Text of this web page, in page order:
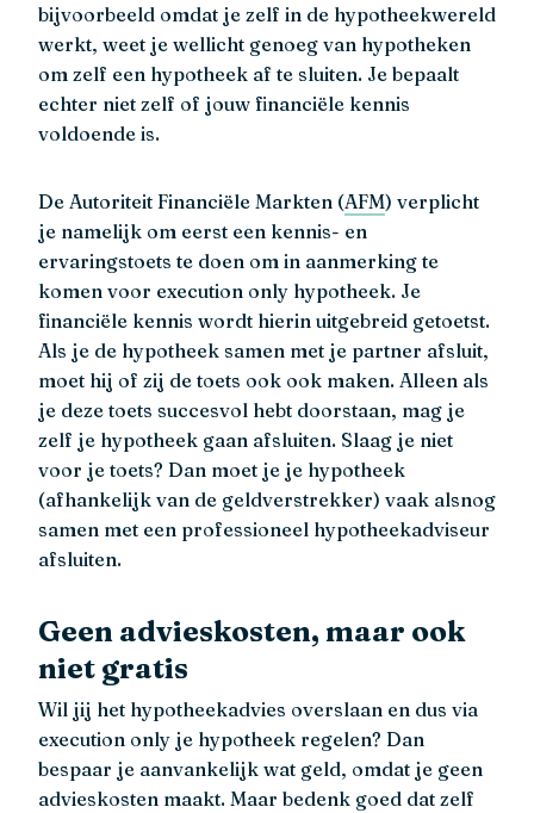
bijvoorbeeld omdat je zelf in de hypotheekwereld
werkt, weet je wellicht genoeg van hypotheken
om zelf een hypotheek af te sluiten. Je bepaalt
echter niet zelf of jouw financiële kennis
voldoende is.
De Autoriteit Financiële Markten (AFM) verplicht
je namelijk om eerst een kennis- en
ervaringstoets te doen om in aanmerking te
komen voor execution only hypotheek. Je
financiële kennis wordt hierin uitgebreid getoetst.
Als je de hypotheek samen met je partner afsluit,
moet hij of zij de toets ook ook maken. Alleen als
je deze toets succesvol hebt doorstaan, mag je
zelf je hypotheek gaan afsluiten. Slaag je niet
voor je toets? Dan moet je je hypotheek
(afhankelijk van de geldverstrekker) vaak alsnog
samen met een professioneel hypotheekadviseur
afsluiten.
Geen advieskosten, maar ook
niet gratis
Wil jij het hypotheekadvies overslaan en dus via
execution only je hypotheek regelen? Dan
bespaar je aanvankelijk wat geld, omdat je geen
advieskosten maakt. Maar bedenk goed dat zelf